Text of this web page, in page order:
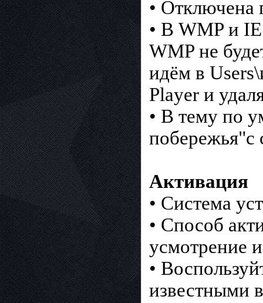
• Отключена
• В WMP и
WMP не
идём в
Player и
• В тему по
побережья"с
Активация
• Система
• Способ
усмотрение
•
известными